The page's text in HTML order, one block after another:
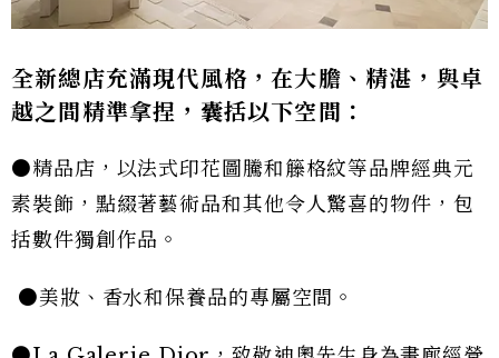
全新總店充滿現代風格，在大膽、精湛，與卓
越之間精準拿捏，囊括以下空間：
●精品店，以法式印花圖騰和籐格紋等品牌經典元
素裝飾，點綴著藝術品和其他令人驚喜的物件，包
括數件獨創作品。
●美妝、香水和保養品的專屬空間。